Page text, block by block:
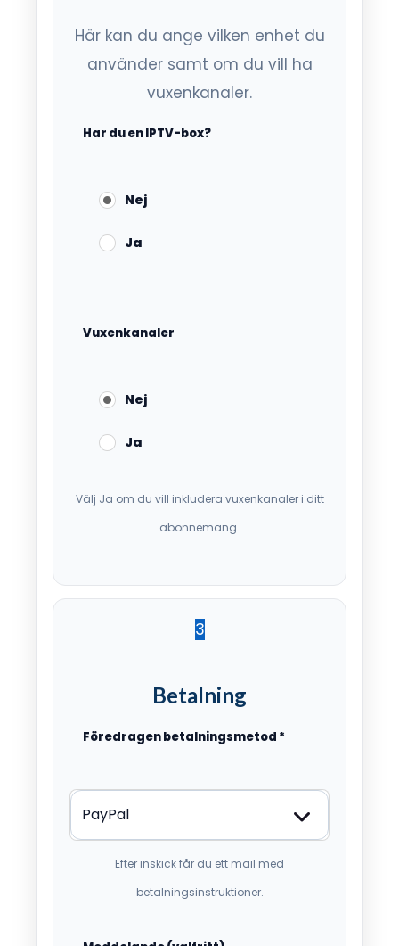
Här kan du ange vilken enhet du
använder samt om du vill ha
vuxenkanaler.
Har du en IPTV-box?
Nej
Ja
Vuxenkanaler
Nej
Ja
Välj Ja om du vill inkludera vuxenkanaler i ditt
abonnemang.
3
Betalning
Föredragen betalningsmetod *
Efter inskick får du ett mail med
betalningsinstruktioner.